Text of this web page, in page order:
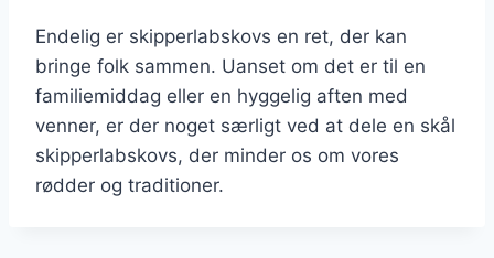
Endelig er skipperlabskovs en ret, der kan
bringe folk sammen. Uanset om det er til en
familiemiddag eller en hyggelig aften med
venner, er der noget særligt ved at dele en skål
skipperlabskovs, der minder os om vores
rødder og traditioner.